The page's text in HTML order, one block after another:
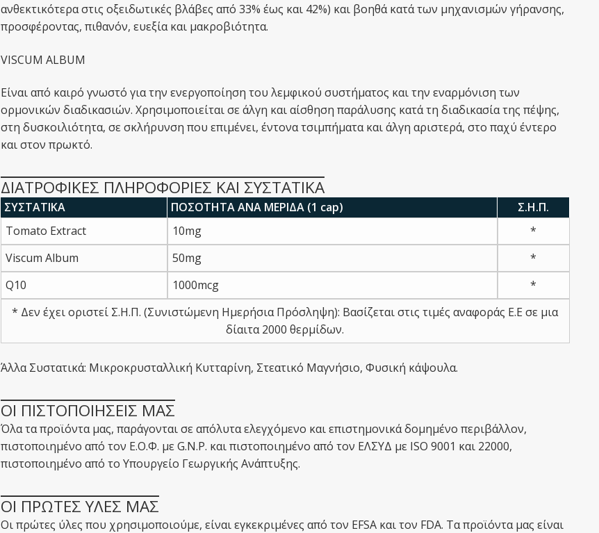
ανθεκτικότερα στις οξειδωτικές βλάβες από 33% έως και 42%) και βοηθά κατά των μηχανισμών γήρανσης,
προσφέροντας, πιθανόν, ευεξία και μακροβιότητα.
VISCUM ALBUM
Είναι από καιρό γνωστό για την ενεργοποίηση του λεμφικού συστήματος και την εναρμόνιση των
ορμονικών διαδικασιών. Xρησιμοποιείται σε άλγη και αίσθηση παράλυσης κατά τη διαδικασία της πέψης,
στη δυσκοιλιότητα, σε σκλήρυνση που επιμένει, έντονα τσιμπήματα και άλγη αριστερά, στο παχύ έντερο
και στον πρωκτό.
ΔΙΑΤΡΟΦΙΚΕΣ ΠΛΗΡΟΦΟΡΙΕΣ ΚΑΙ ΣΥΣΤΑΤΙΚΑ
ΣΥΣΤΑΤΙΚΑ ΠΟΣΟΤΗΤΑ ΑΝΑ ΜΕΡΙΔΑ (1 cap)
Σ.Η.Π.
Tomato Extract
10mg
*
Viscum Album
50mg
*
Q10
1000mcg
*
* Δεν έχει οριστεί Σ.Η.Π. (Συνιστώμενη Ημερήσια Πρόσληψη): Βασίζεται στις τιμές αναφοράς Ε.Ε σε μια
δίαιτα 2000 θερμίδων.
Άλλα Συστατικά: Μικροκρυσταλλική Κυτταρίνη, Στεατικό Μαγνήσιο, Φυσική κάψουλα.
ΟΙ ΠΙΣΤΟΠΟΙΗΣΕΙΣ ΜΑΣ
Όλα τα προϊόντα μας, παράγονται σε απόλυτα ελεγχόμενο και επιστημονικά δομημένο περιβάλλον,
πιστοποιημένο από τον Ε.Ο.Φ. με G.N.P. και πιστοποιημένο από τον ΕΛΣΥΔ με ISO 9001 και 22000,
πιστοποιημένο από το Υπουργείο Γεωργικής Ανάπτυξης.
ΟΙ ΠΡΩΤΕΣ ΥΛΕΣ ΜΑΣ
Οι πρώτες ύλες που χρησιμοποιούμε, είναι εγκεκριμένες από τον EFSA και τον FDA. Tα προϊόντα μας είναι